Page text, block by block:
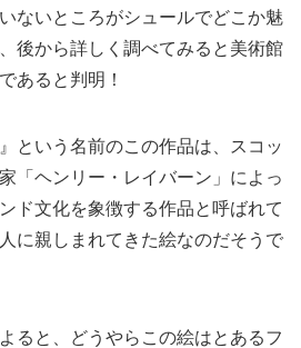
ないところがシュールでどこか魅
後から詳しく調べてみると美術館
あると判明！
という名前のこの作品は、スコッ
「ヘンリー・レイバーン」によっ
ド文化を象徴する作品と呼ばれて
に親しまれてきた絵なのだそうで
ると、どうやらこの絵はとあるフ